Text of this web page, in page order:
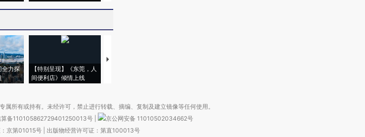
全力探
【特别呈现】《东莞，人
间便利店》倾情上线
【推广】走进第四届链博
所有或持有。未经许可，禁止进行转载、摘编、复制及建立镜像等任何使用。
算备110105862729401250013号
京公网安备 11010502034662号
京第01015号| 出版物经营许可证：第直100013号